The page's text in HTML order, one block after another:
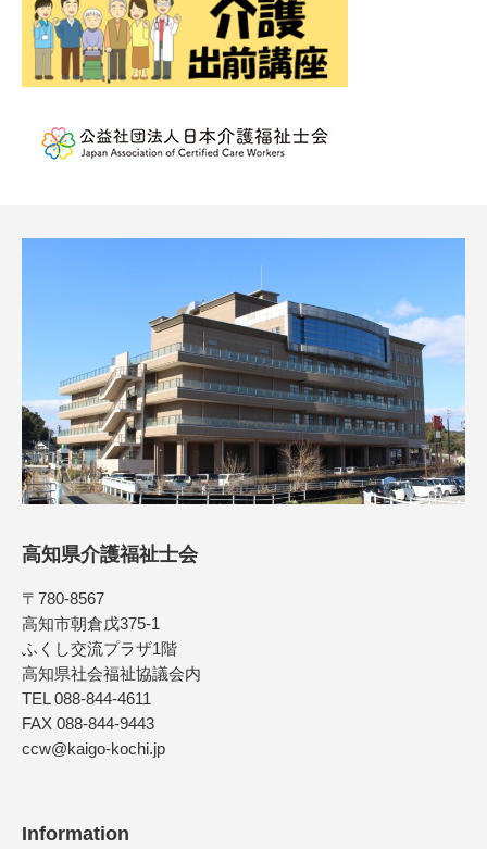
高知県介護福祉士会
〒780-8567
高知市朝倉戊375-1
ふくし交流プラザ1階
高知県社会福祉協議会内
TEL 088-844-4611
FAX 088-844-9443
ccw@kaigo-kochi.jp
Information